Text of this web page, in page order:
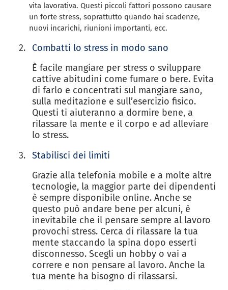
vita lavorativa. Questi piccoli fattori possono causare
un forte stress, soprattutto quando hai scadenze,
nuovi incarichi, riunioni importanti, ecc.
Combatti lo stress in modo sano
È facile mangiare per stress o sviluppare
cattive abitudini come fumare o bere. Evita
di farlo e concentrati sul mangiare sano,
sulla meditazione e sull’esercizio fisico.
Questi ti aiuteranno a dormire bene, a
rilassare la mente e il corpo e ad alleviare
lo stress.
Stabilisci dei limiti
Grazie alla telefonia mobile e a molte altre
tecnologie, la maggior parte dei dipendenti
è sempre disponibile online. Anche se
questo può andare bene per alcuni, è
inevitabile che il pensare sempre al lavoro
provochi stress. Cerca di rilassare la tua
mente staccando la spina dopo esserti
disconnesso. Scegli un hobby o vai a
correre e non pensare al lavoro. Anche la
tua mente ha bisogno di rilassarsi.